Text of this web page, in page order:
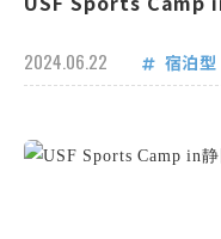
2024.06.22 宿泊型